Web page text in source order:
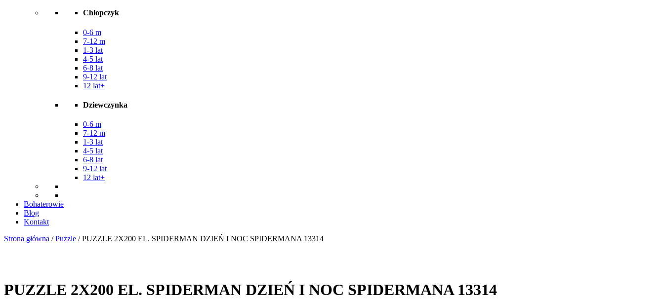
Chłopczyk
0-6 m
7-12 m
1-3 lat
4-5 lat
6-8 lat
9-12 lat
12 lat+
Dziewczynka
0-6 m
7-12 m
1-3 lat
4-5 lat
6-8 lat
9-12 lat
12 lat+
Bohaterowie
Blog
Kontakt
Strona główna /Puzzle / PUZZLE 2X200 EL. SPIDERMAN DZIEŃ I NOC SPIDERMANA 13314
PUZZLE 2X200 EL. SPIDERMAN DZIEŃ I NOC SPIDERMANA 13314